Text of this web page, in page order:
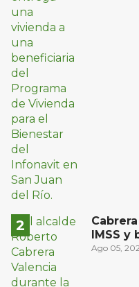
IMSS y
oriente
Ago 05,